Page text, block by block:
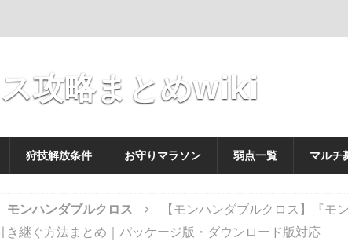
攻略まとめwiki
狩技解放条件 お守りマラソン 弱点一覧 マルチ
モンハンダブルクロス
【モンハンダブルクロス】『モ
き継ぐ方法まとめ｜パッケージ版・ダウンロード版対応